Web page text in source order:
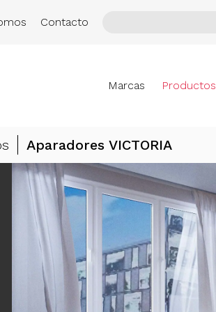
Contacto
Marcas Productos
Aparadores VICTORIA